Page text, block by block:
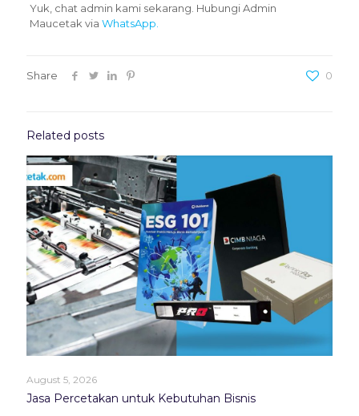
Yuk, chat admin kami sekarang. Hubungi Admin
Maucetak via WhatsApp.
Share 0
Related posts
August 5, 2026
Jasa Percetakan untuk Kebutuhan Bisnis